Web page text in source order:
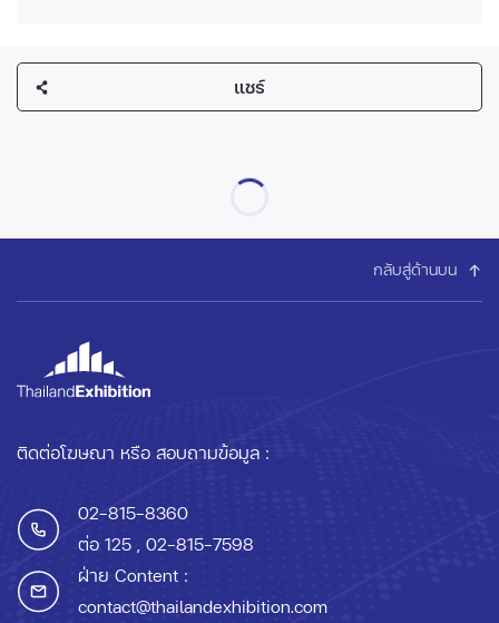
แชร์
กลับสู่ด้านบน
ติดต่อโฆษณา หรือ สอบถามข้อมูล :
02-815-8360
ต่อ 125 , 02-815-7598
ฝ่าย Content :
contact@thailandexhibition.com